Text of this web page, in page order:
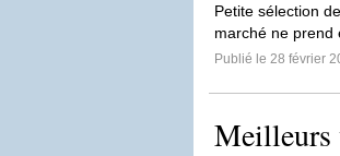
Petite sélection
marché ne prend
Publié le 28 février
Meilleurs